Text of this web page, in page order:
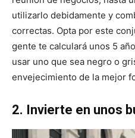
utilizarlo debidamente y
correctas. Opta por este
gente te calculará unos 5
usar uno que sea negro o
envejecimiento de la mejor
2. Invierte en unos